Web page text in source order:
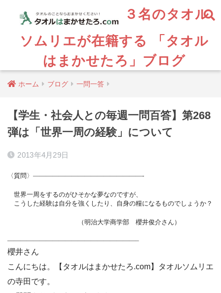
３名のタオル
ソムリエが在籍する 「タオル
はまかせたろ」ブログ
ホーム ブログ 一問一答
【学生・社会人との毎週一問百答】第268
弾は「世界一周の経験」について
2013年4月29日
〈質問〉—————————————————-
世界一周をするのがひそかな夢なのですが、
こうした経験は自分を強くしたり、自身の糧になるものでしょうか？
（明治大学商学部 櫻井俊介さん）
————————————————————–
櫻井さん
こんにちは。【タオルはまかせたろ.com】タオルソムリエ
の寺田です。